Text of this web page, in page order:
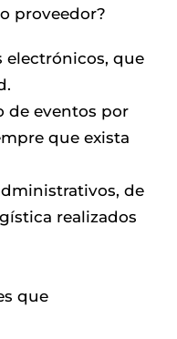
proveedor?
que
de eventos por
que exista
de
realizados
que